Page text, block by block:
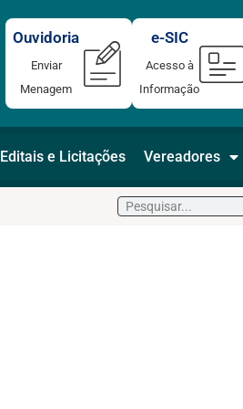
e-SIC
Acesso à
Informação
Ouvidoria
Enviar
Menagem
Editais e Licitações Vereadores
Pesquisar